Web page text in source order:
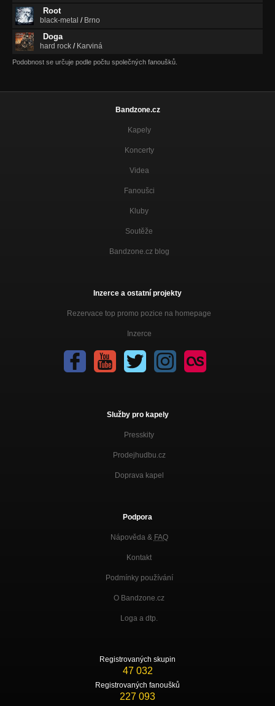
Root
black-metal / Brno
Doga
hard rock / Karviná
Podobnost se určuje podle počtu společných fanoušků.
Bandzone.cz
Kapely
Koncerty
Videa
Fanoušci
Kluby
Soutěže
Bandzone.cz blog
Inzerce a ostatní projekty
Rezervace top promo pozice na homepage
Inzerce
Služby pro kapely
Presskity
Prodejhudbu.cz
Doprava kapel
Podpora
Nápověda & FAQ
Kontakt
Podmínky používání
O Bandzone.cz
Loga a dtp.
Registrovaných skupin
47 032
Registrovaných fanoušků
227 093